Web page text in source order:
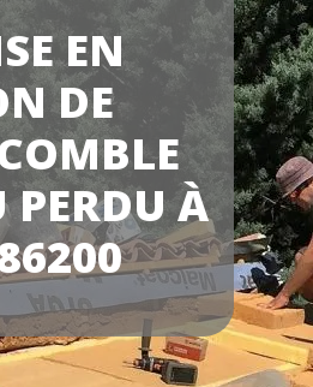
EN
DE
À